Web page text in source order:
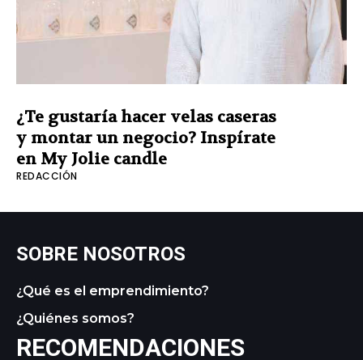
¿Te gustaría hacer velas caseras
y montar un negocio? Inspírate
en My Jolie candle
REDACCIÓN
SOBRE NOSOTROS
¿Qué es el emprendimiento?
¿Quiénes somos?
RECOMENDACIONES